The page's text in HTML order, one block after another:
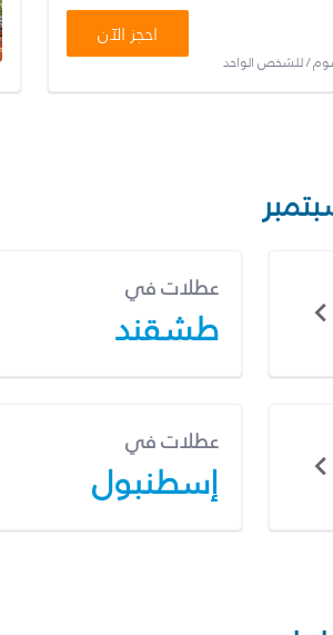
/ للشخص الواحد
احجز الآن
عطلات في
طشقند
عطلات في
إسطنبول